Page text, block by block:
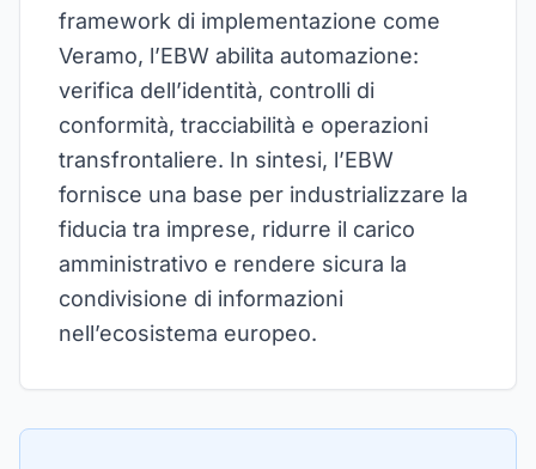
framework di implementazione come
Veramo, l’EBW abilita automazione:
verifica dell’identità, controlli di
conformità, tracciabilità e operazioni
transfrontaliere. In sintesi, l’EBW
fornisce una base per industrializzare la
fiducia tra imprese, ridurre il carico
amministrativo e rendere sicura la
condivisione di informazioni
nell’ecosistema europeo.